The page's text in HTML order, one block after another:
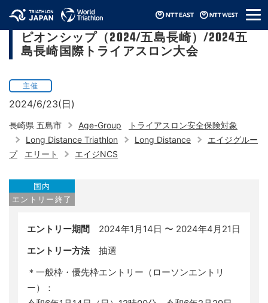
メ
ニ
GOTOバラモンキング200ナショナルチャン
ピオンシップ（2024/五島長崎）/2024五
島長崎国際トライアスロン大会
主催
2024/6/23(日)
長崎県 五島市 Age-Group
トライアスロン安全保険対象
Long Distance Triathlon
Long Distance
エイジグルー
プ
エリート エイジNCS
国内
エントリー終了
エントリー期間 2024年1月14日 〜 2024年4月21日
エントリー方法抽選
＊一般枠・優先枠エントリー（ローソンエントリ
ー）：